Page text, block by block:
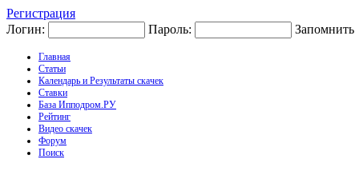
Регистрация
Логин:
Пароль: Запомнить
Главная
Статьи
Календарь и Результаты скачек
Ставки
База Ипподром.РУ
Рейтинг
Видео скачек
Форум
Поиск